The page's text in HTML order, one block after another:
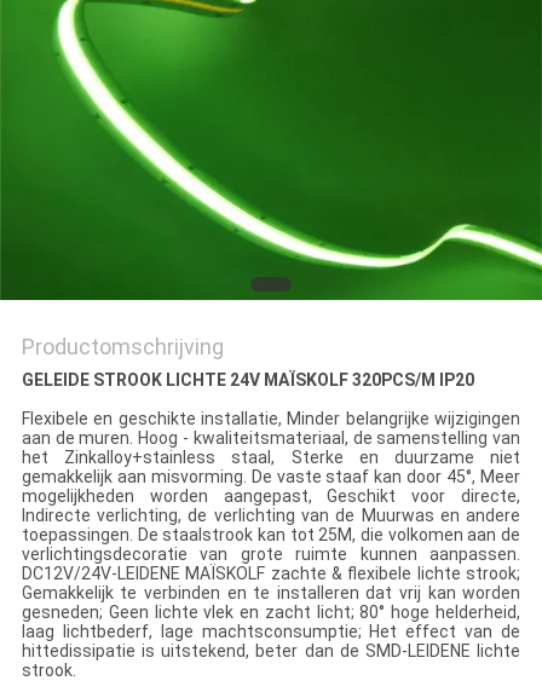
Productomschrijving
GELEIDE STROOK LICHTE 24V MAÏSKOLF 320PCS/M
IP20
Flexibele en geschikte installatie, Minder belangrijke wijzigingen
aan de muren. Hoog - kwaliteitsmateriaal, de samenstelling van
het Zinkalloy+stainless staal, Sterke en duurzame niet
gemakkelijk aan misvorming. De vaste staaf kan door 45°, Meer
mogelijkheden worden aangepast, Geschikt voor directe,
Indirecte verlichting, de verlichting van de Muurwas en andere
toepassingen. De staalstrook kan tot 25M, die volkomen aan de
verlichtingsdecoratie van grote ruimte kunnen aanpassen.
DC12V/24V-LEIDENE MAÏSKOLF zachte & flexibele lichte strook;
Gemakkelijk te verbinden en te installeren dat vrij kan worden
gesneden; Geen lichte vlek en zacht licht; 80° hoge helderheid,
laag lichtbederf, lage machtsconsumptie; Het effect van de
hittedissipatie is uitstekend, beter dan de SMD-LEIDENE lichte
strook.